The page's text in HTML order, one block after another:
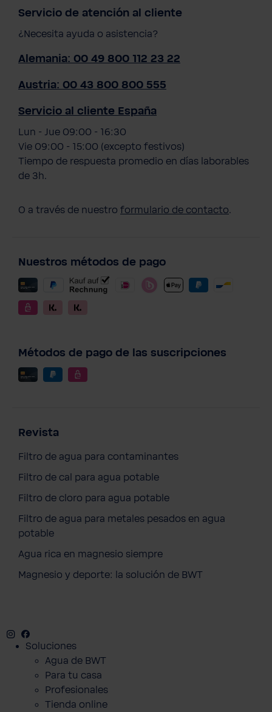
Servicio de atención al cliente
¿Necesita ayuda o asistencia?
Alemania: 00 49 800 112 23 22
Austria: 00 43 800 800 555
Servicio al cliente España
Lun - Jue 09:00 - 16:30
Vie 09:00 - 15:00 (excepto festivos)
Tiempo de respuesta promedio en días laborables
de 3h.
O a través de nuestro formulario de contacto.
Nuestros métodos de pago
Métodos de pago de las suscripciones
Revista
Filtro de agua para contaminantes
Filtro de cal para agua potable
Filtro de cloro para agua potable
Filtro de agua para metales pesados en agua
potable
Agua rica en magnesio siempre
Magnesio y deporte: la solución de BWT
Instagram
Soluciones
Agua de BWT
Para tu casa
Profesionales
Tienda online